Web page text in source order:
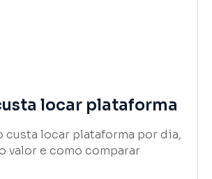
locar plataforma
custa locar plataforma por dia,
valor e como comparar